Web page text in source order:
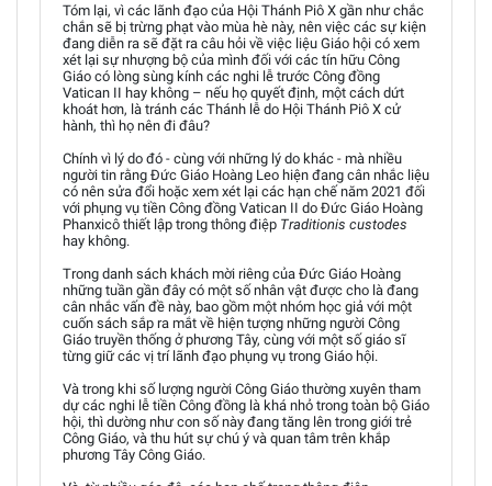
Tóm lại, vì các lãnh đạo của Hội Thánh Piô X gần như chắc
chắn sẽ bị trừng phạt vào mùa hè này, nên việc các sự kiện
đang diễn ra sẽ đặt ra câu hỏi về việc liệu Giáo hội có xem
xét lại sự nhượng bộ của mình đối với các tín hữu Công
Giáo có lòng sùng kính các nghi lễ trước Công đồng
Vatican II hay không – nếu họ quyết định, một cách dứt
khoát hơn, là tránh các Thánh lễ do Hội Thánh Piô X cử
hành, thì họ nên đi đâu?
Chính vì lý do đó - cùng với những lý do khác - mà nhiều
người tin rằng Đức Giáo Hoàng Leo hiện đang cân nhắc liệu
có nên sửa đổi hoặc xem xét lại các hạn chế năm 2021 đối
với phụng vụ tiền Công đồng Vatican II do Đức Giáo Hoàng
Phanxicô thiết lập trong thông điệp Traditionis custodes
hay không.
Trong danh sách khách mời riêng của Đức Giáo Hoàng
những tuần gần đây có một số nhân vật được cho là đang
cân nhắc vấn đề này, bao gồm một nhóm học giả với một
cuốn sách sắp ra mắt về hiện tượng những người Công
Giáo truyền thống ở phương Tây, cùng với một số giáo sĩ
từng giữ các vị trí lãnh đạo phụng vụ trong Giáo hội.
Và trong khi số lượng người Công Giáo thường xuyên tham
dự các nghi lễ tiền Công đồng là khá nhỏ trong toàn bộ Giáo
hội, thì dường như con số này đang tăng lên trong giới trẻ
Công Giáo, và thu hút sự chú ý và quan tâm trên khắp
phương Tây Công Giáo.